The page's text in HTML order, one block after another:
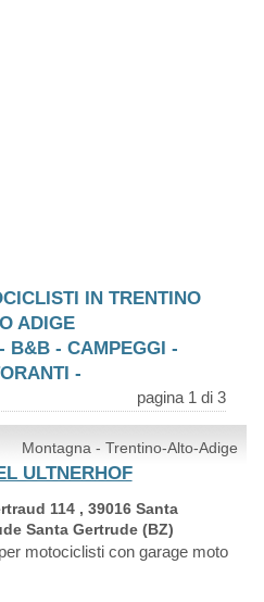
IN TRENTINO
ADIGE
B&B - CAMPEGGI -
-
pagina 1 di 3
Montagna - Trentino-Alto-Adige
ULTNERHOF
114 , 39016 Santa
Santa Gertrude (BZ)
motociclisti con garage moto